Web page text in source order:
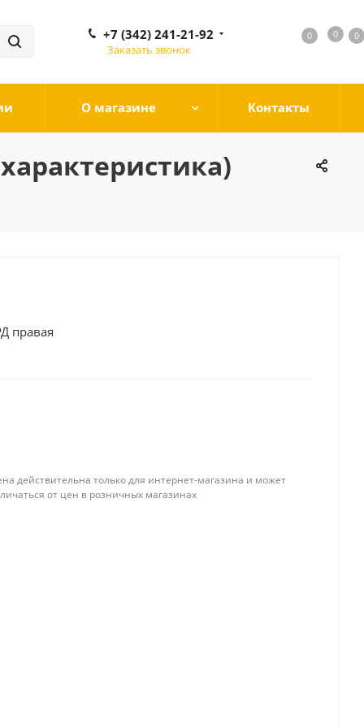
0 0 0
0
+7 (342) 241-21-92
Заказать звонок
О магазине Контакты
правая
действительна только для интернет-магазина и может
от цен в розничных магазинах